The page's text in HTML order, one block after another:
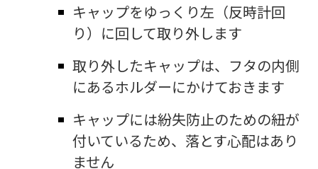
キャップをゆっくり左（反時計回
り）に回して取り外します
取り外したキャップは、フタの内側
にあるホルダーにかけておきます
キャップには紛失防止のための紐が
付いているため、落とす心配はあり
ません